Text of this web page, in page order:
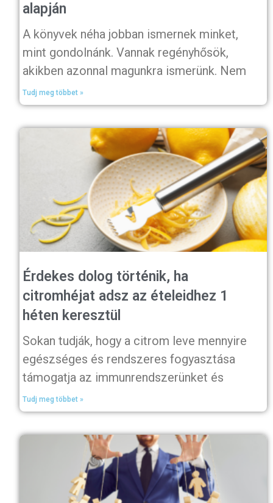
alapján
A könyvek néha jobban ismernek minket,
mint gondolnánk. Vannak regényhősök,
akikben azonnal magunkra ismerünk. Nem
Tudj meg többet »
Érdekes dolog történik, ha
citromhéjat adsz az ételeidhez 1
héten keresztül
Sokan tudják, hogy a citrom leve mennyire
egészséges és rendszeres fogyasztása
támogatja az immunrendszerünket és
Tudj meg többet »